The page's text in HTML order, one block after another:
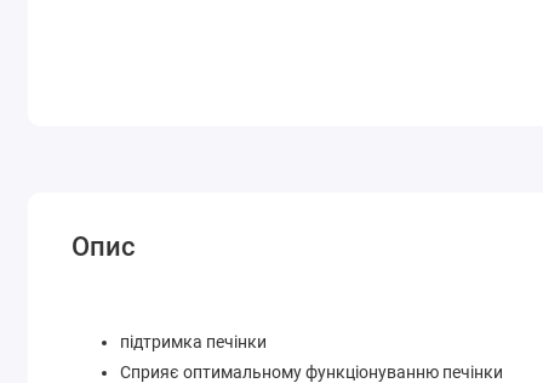
Опис
підтримка печінки
Сприяє оптимальному функціонуванню печінки